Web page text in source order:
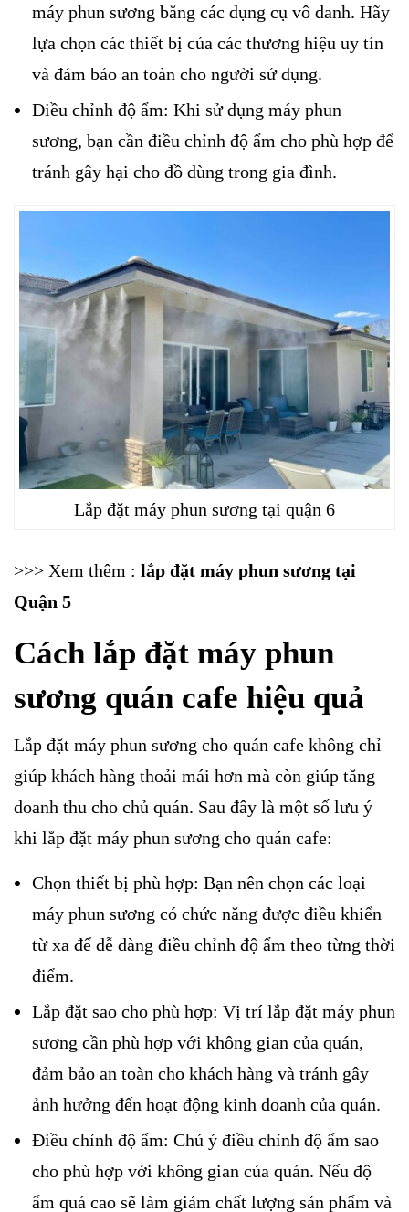
máy phun sương bằng các dụng cụ vô danh. Hãy
lựa chọn các thiết bị của các thương hiệu uy tín
và đảm bảo an toàn cho người sử dụng.
Điều chỉnh độ ẩm: Khi sử dụng máy phun
sương, bạn cần điều chỉnh độ ẩm cho phù hợp để
tránh gây hại cho đồ dùng trong gia đình.
Lắp đặt máy phun sương tại quận 6
>>> Xem thêm : lắp đặt máy phun sương tại
Quận 5
Cách lắp đặt máy phun
sương quán cafe hiệu quả
Lắp đặt máy phun sương cho quán cafe không chỉ
giúp khách hàng thoải mái hơn mà còn giúp tăng
doanh thu cho chủ quán. Sau đây là một số lưu ý
khi lắp đặt máy phun sương cho quán cafe:
Chọn thiết bị phù hợp: Bạn nên chọn các loại
máy phun sương có chức năng được điều khiển
từ xa để dễ dàng điều chỉnh độ ẩm theo từng thời
điểm.
Lắp đặt sao cho phù hợp: Vị trí lắp đặt máy phun
sương cần phù hợp với không gian của quán,
đảm bảo an toàn cho khách hàng và tránh gây
ảnh hưởng đến hoạt động kinh doanh của quán.
Điều chỉnh độ ẩm: Chú ý điều chỉnh độ ẩm sao
cho phù hợp với không gian của quán. Nếu độ
ẩm quá cao sẽ làm giảm chất lượng sản phẩm và